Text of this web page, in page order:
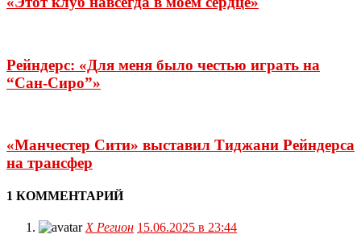
Рейндерс: «Для меня было честью играть на
“Сан-Сиро”»
«Манчестер Сити» выставил Тиджани Рейндерса
на трансфер
1 КОММЕНТАРИЙ
X Регион 15.06.2025 в 23:44